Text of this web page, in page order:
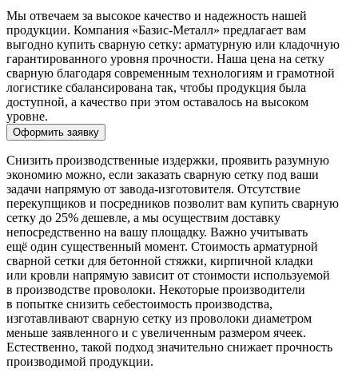
Мы отвечаем за высокое качество и надежность нашей
продукции. Компания «Базис-Металл» предлагает вам
выгодно купить сварную сетку: арматурную или кладочную
гарантированного уровня прочности. Наша цена на сетку
сварную благодаря современным технологиям и грамотной
логистике сбалансирована так, чтобы продукция была
доступной, а качество при этом оставалось на высоком
уровне.
Оформить заявку
Снизить производственные издержки, проявить разумную
экономию можно, если заказать сварную сетку под ваши
задачи напрямую от завода-изготовителя. Отсутствие
перекупщиков и посредников позволит вам купить сварную
сетку до 25% дешевле, а мы осуществим доставку
непосредственно на вашу площадку. Важно учитывать
ещё один существенный момент. Стоимость арматурной
сварной сетки для бетонной стяжки, кирпичной кладки
или кровли напрямую зависит от стоимости используемой
в производстве проволоки. Некоторые производители
в попытке снизить себестоимость производства,
изготавливают сварную сетку из проволоки диаметром
меньше заявленного и с увеличенным размером ячеек.
Естественно, такой подход значительно снижает прочность
производимой продукции.